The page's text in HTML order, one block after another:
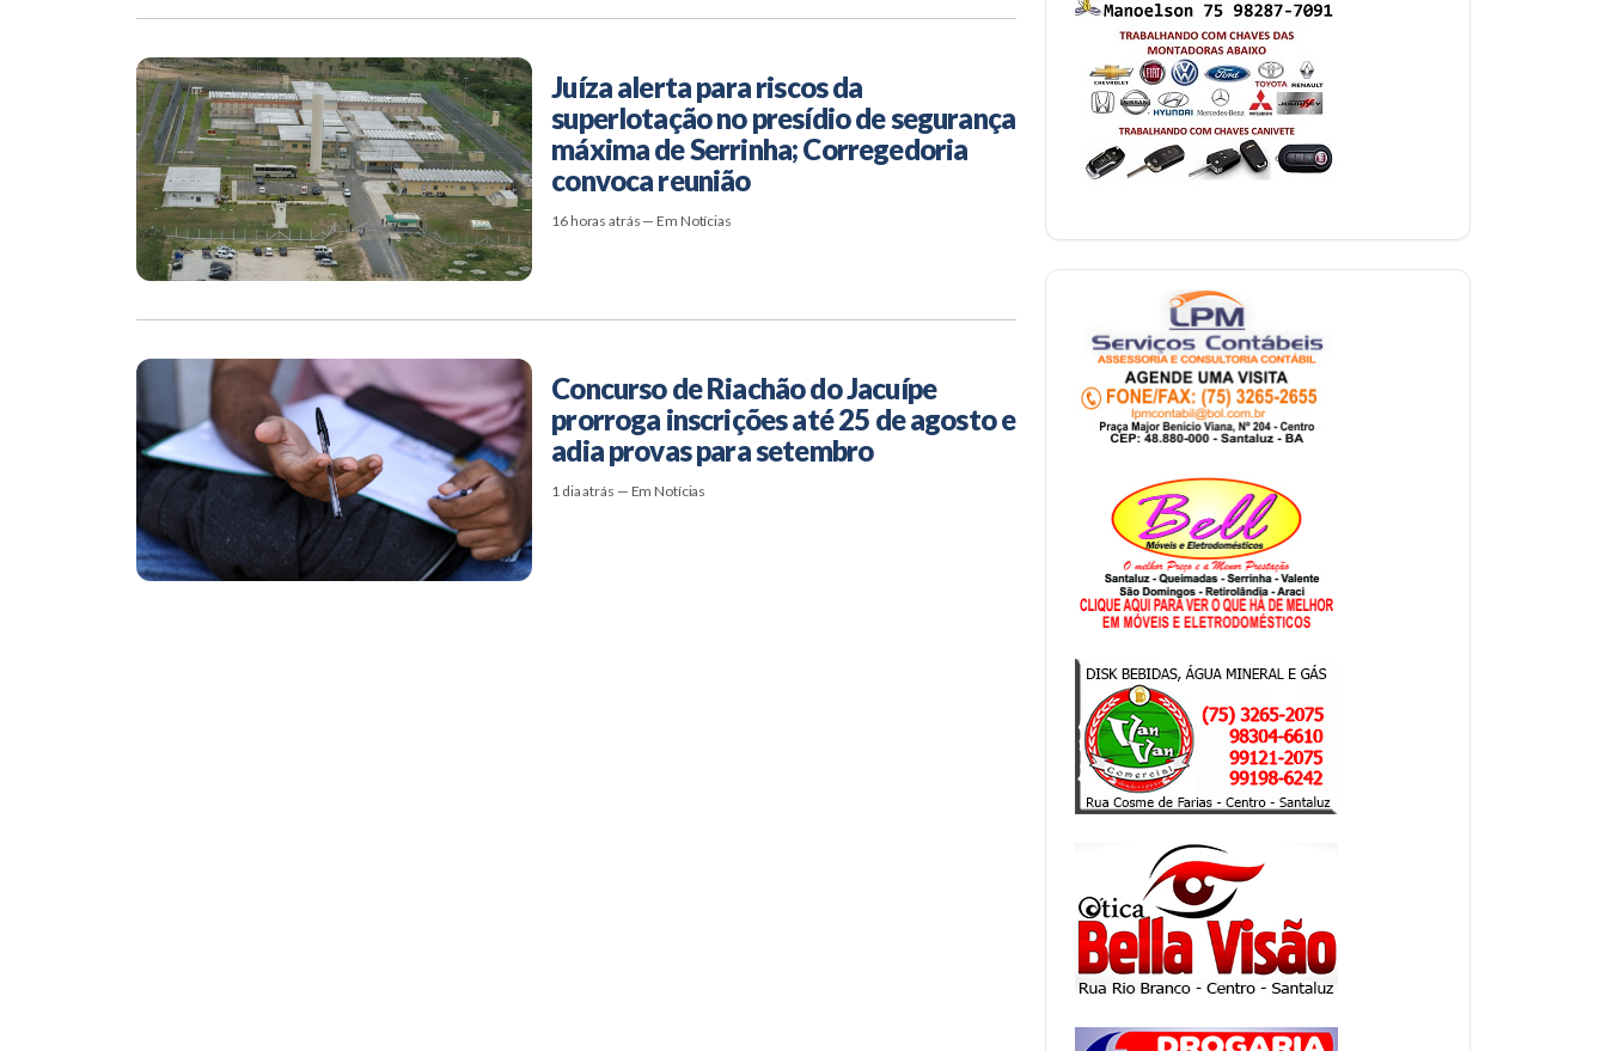
Juíza alerta para riscos da
superlotação no presídio de segurança
máxima de Serrinha; Corregedoria
convoca reunião
16 horas atrás — Em Notícias
Concurso de Riachão do Jacuípe
prorroga inscrições até 25 de agosto e
adia provas para setembro
1 dia atrás — Em Notícias